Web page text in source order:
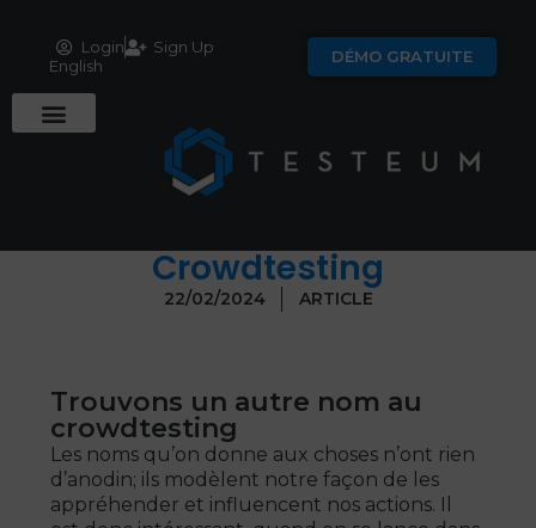
Login
Sign Up
English
DÉMO GRATUITE
Crowdtesting
22/02/2024 ARTICLE
Trouvons un autre nom au
crowdtesting
Les noms qu’on donne aux choses n’ont rien
d’anodin; ils modèlent notre façon de les
appréhender et influencent nos actions. Il